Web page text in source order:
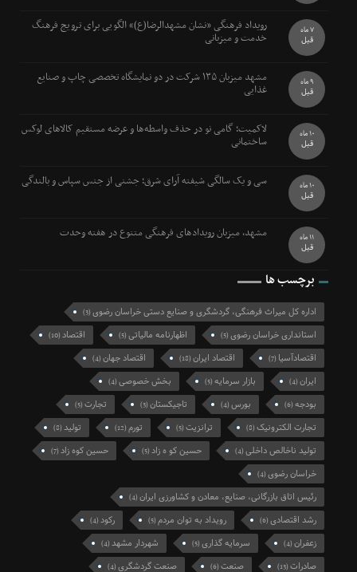
رویداد فرهنگی «نشان مشهدالرضا(ع)» الگویی برای ترویج فرهنگ
خدمت و میزبانی 7 ماه
قبل
مشهد میزبان ۱۳۵ شرکت در دو نمایشگاه تخصصی چاپ و صنایع
غذایی 9 ماه
قبل
لاکمیت؛ گامی نو در حذف واسطه‌ها و عرضه مستقیم کالاهای لوکس
ساختمانی 10 ماه
قبل
سی و یک سالگی شیفته آرای شرق؛ جشنی از جنس سپاس و بالندگی 10 ماه
قبل
مشهد، میزبان رویدادهای فرهنگی متنوع در هفته وحدت 11 ماه
قبل
برچسب ها
اداره کل میراث فرهنگی، گردشگری و صنایع دستی خراسان رضوی(3)
استانداری خراسان رضوی(5) اظهارنامه مالیاتی(5) اقتصاد(10)
اقتصادآسیا (7) اقتصاد ایران(18) اقتصاد جهان(4)
ایران(4) بازار سرمایه(5) بخش خصوصی(4)
بودجه(6) بورس(4) تاجیکستان(3) تجارت(5)
تجارت الکترونیک(8) ترانزیت(5) تورم(12) تولید(8)
تولید ناخالص داخلی(4) حسین کو ه زاد(5) حسین کوه زاد(7)
خراسان رضوی(4)
رئیس اتاق بازرگانی، صنایع، معادن و کشاورزی ایران(4)
رشد اقتصادی(6) رویداد به توان مردم(5) رکود(4)
زعفران(4) سرمایه گذاری(5) شهردار مشهد(4)
صادرات(13) صنعت(6) صنعت گردشگری(4)